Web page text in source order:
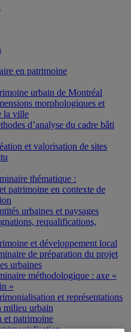
en patrimoine
urbain de Montréal
morphologiques et
la ville
d’analyse du cadre bâti
et valorisation de sites
thématique :
patrimoine en contexte de
urbaines et paysages
requalifications,
et développement local
de préparation du projet
urbaines
méthodologique : axe «
»
et représentations
milieu urbain
et patrimoine